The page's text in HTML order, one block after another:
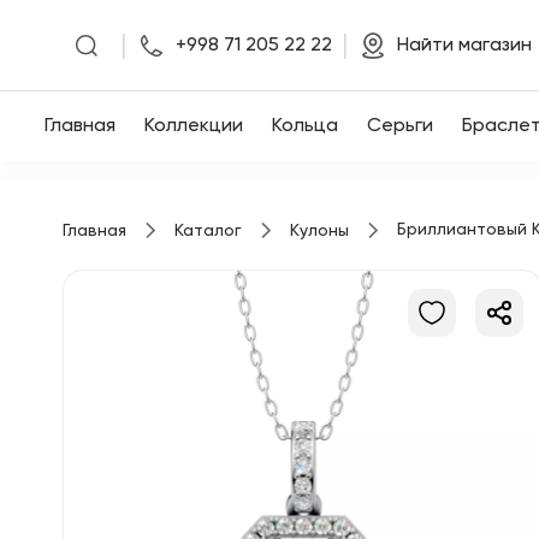
Главная
+998 71 205 22 22 Найти магазин
Главная Коллекции Кольца Серьги
Главная Каталог Кулоны Бриллиантовый